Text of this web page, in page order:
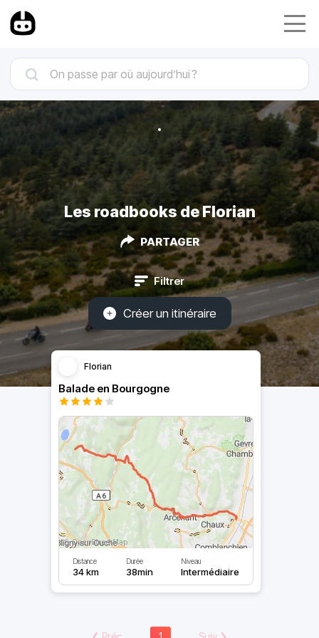
Les roadbooks de Florian
PARTAGER
Filtrer
Créer un itinéraire
Florian
Balade en Bourgogne
Distance
34 km
Durée
38min
Niveau
Intermédiaire